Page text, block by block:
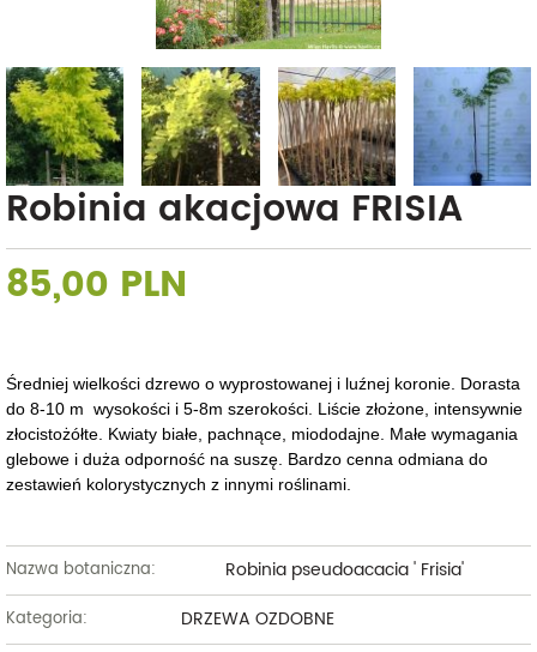
Robinia akacjowa FRISIA
85,00 PLN
Średniej wielkości dzrewo o wyprostowanej i luźnej koronie. Dorasta
do 8-10 m wysokości i 5-8m szerokości. Liście złożone, intensywnie
złocistożółte. Kwiaty białe, pachnące, miododajne. Małe wymagania
glebowe i duża odporność na suszę. Bardzo cenna odmiana do
zestawień kolorystycznych z innymi roślinami.
Nazwa botaniczna: Robinia pseudoacacia ' Frisia'
Kategoria: DRZEWA OZDOBNE